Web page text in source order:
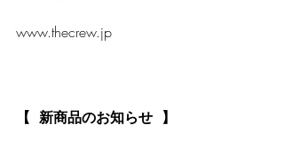
www.thecrew.jp
【  新商品のお知らせ  】